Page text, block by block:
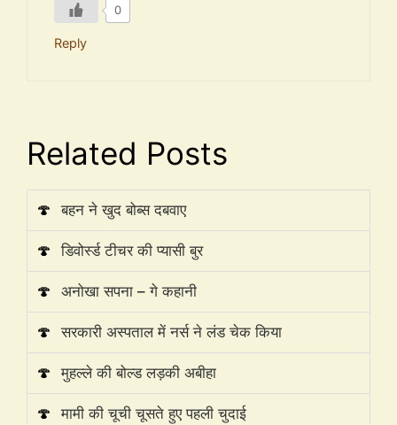
0
Reply
Related Posts
🍄 बहन ने खुद बोब्स दबवाए
🍄 डिवोर्स्ड टीचर की प्यासी बुर
🍄 अनोखा सपना – गे कहानी
🍄 सरकारी अस्पताल में नर्स ने लंड चेक किया
🍄 मुहल्ले की बोल्ड लड़की अबीहा
🍄 मामी की चूची चूसते हुए पहली चुदाई